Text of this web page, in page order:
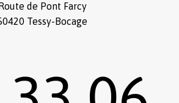
de Pont Farcy
Tessy-Bocage